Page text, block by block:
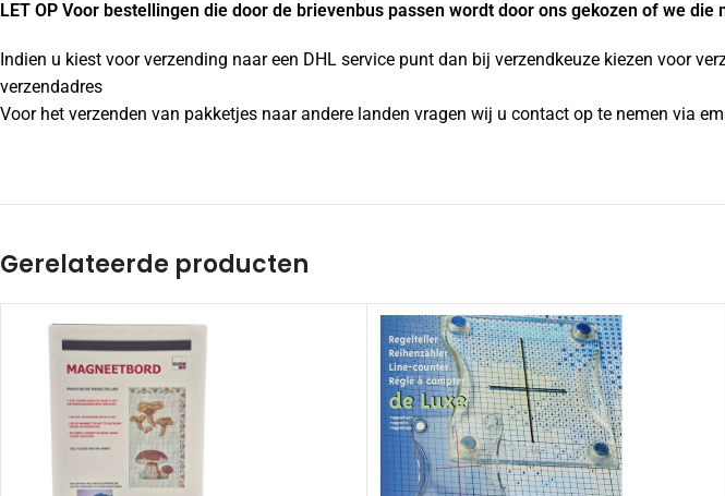
LET OP Voor bestellingen die door de brievenbus passen wordt door ons gekozen of we
Indien u kiest voor verzending naar een DHL service punt dan bij verzendkeuze kiezen voor
verzendadres
Voor het verzenden van pakketjes naar andere landen vragen wij u contact op te nemen via
Gerelateerde producten